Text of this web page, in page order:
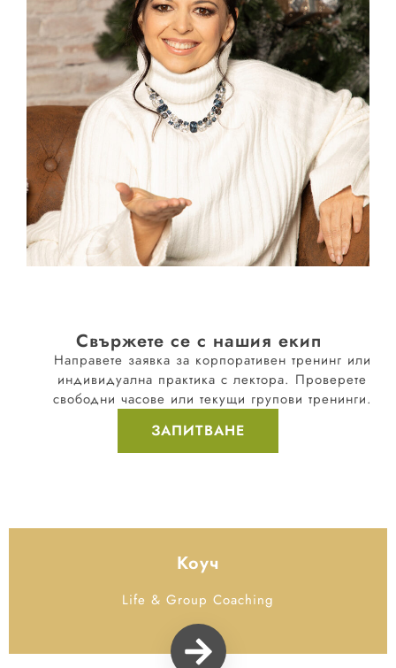
Свържете се с нашия екип
Направете заявка за корпоративен тренинг или
индивидуална практика с лектора. Проверете
свободни часове или текущи групови тренинги.
ЗАПИТВАНЕ
Коуч
Life & Group Coaching